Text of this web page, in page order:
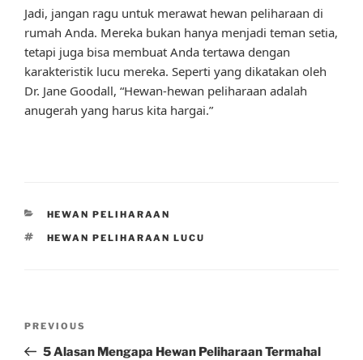
Jadi, jangan ragu untuk merawat hewan peliharaan di
rumah Anda. Mereka bukan hanya menjadi teman setia,
tetapi juga bisa membuat Anda tertawa dengan
karakteristik lucu mereka. Seperti yang dikatakan oleh
Dr. Jane Goodall, “Hewan-hewan peliharaan adalah
anugerah yang harus kita hargai.”
CATEGORIES
HEWAN PELIHARAAN
TAGS
HEWAN PELIHARAAN LUCU
Previous
Post
PREVIOUS
5 Alasan Mengapa Hewan Peliharaan Termahal